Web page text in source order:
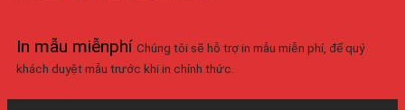
In mẫu miễnphí Chúng tôi sẽ hỗ trợ in mẫu miễn phí, để quý
khách duyệt mẫu trước khi in chính thức.